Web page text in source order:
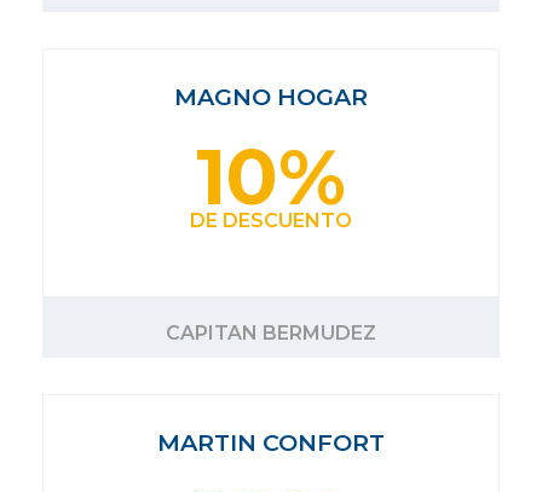
MAGNO HOGAR
10%
DE DESCUENTO
CAPITAN BERMUDEZ
MARTIN CONFORT